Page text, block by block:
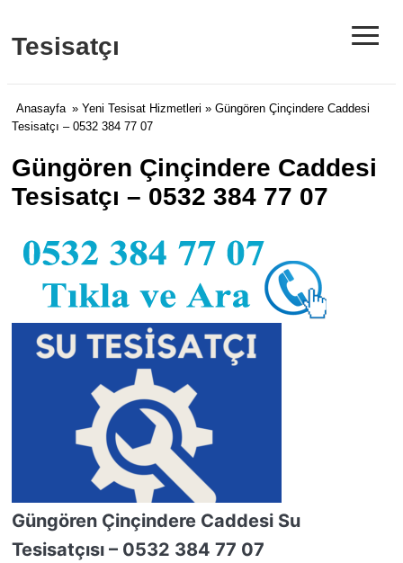
Tesisatçı ≡
Anasayfa » Yeni Tesisat Hizmetleri » Güngören Çinçindere Caddesi
Tesisatçı – 0532 384 77 07
Güngören Çinçindere Caddesi
Tesisatçı – 0532 384 77 07
Güngören Çinçindere Caddesi Su
Tesisatçısı – 0532 384 77 07